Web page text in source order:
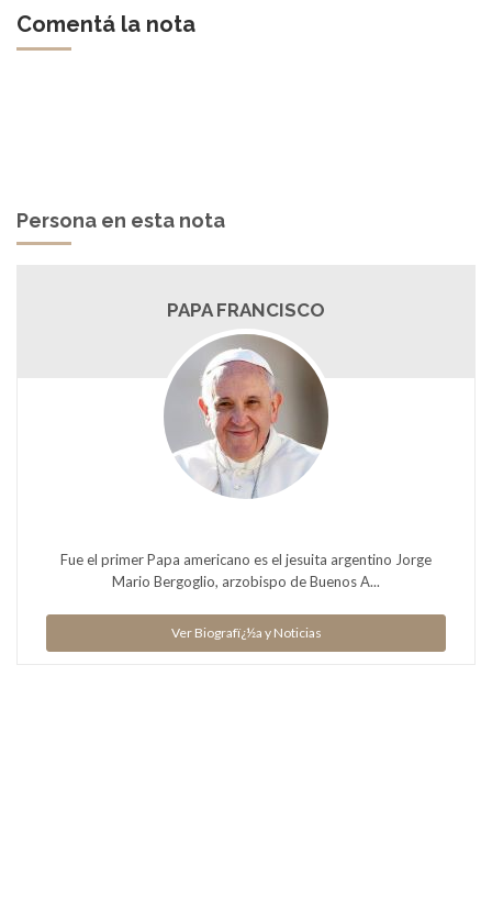
Comentá la nota
Persona en esta nota
PAPA FRANCISCO
Fue el primer Papa americano es el jesuita argentino Jorge
Mario Bergoglio, arzobispo de Buenos A...
Ver Biografï¿½a y Noticias